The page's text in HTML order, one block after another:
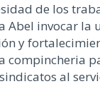
de los
Abel invocar la
y
compincheria
al